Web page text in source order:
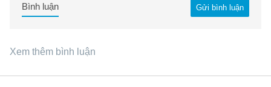
Gửi bình luận
Bình luận
Xem thêm bình luận